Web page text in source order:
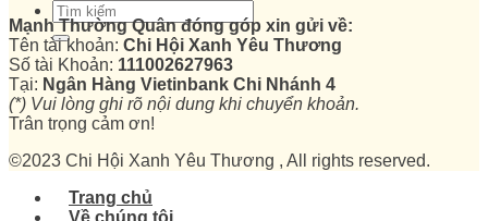
Mạnh Thường Quân đóng góp xin gửi về:
Tên tài khoản: Chi Hội Xanh Yêu Thương
Số tài Khoản: 111002627963
Tại: Ngân Hàng Vietinbank Chi Nhánh 4
(*) Vui lòng ghi rõ nội dung khi chuyển khoản.
Trân trọng cảm ơn!
©2023 Chi Hội Xanh Yêu Thương , All rights reserved.
Trang chủ